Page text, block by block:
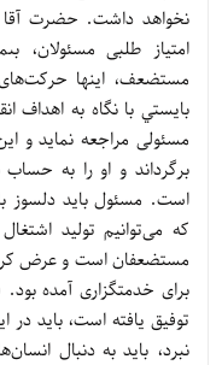
نخواهد داشت. حضرت آقا
امتیاز طلبی مسئولان،
مستضعف، اين‏ها
بايستي با نگاه به اهداف
مسئولی مراجعه نماید
برگرداند و او را به
است. مسئول باید دلسوز
که می‌توانیم تولید
مستضعفان است و عرض
برای خدمتگزاری آمده
توفیق یافته است، باید در
نبرد، باید به دنبال